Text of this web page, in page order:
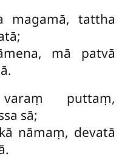
magamā, tattha
mā patvā
varaṃ puttaṃ,
sā;
nāmaṃ, devatā